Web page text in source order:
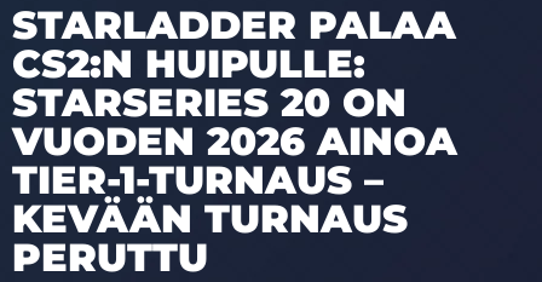
STARLADDER PALAA
CS2:N HUIPULLE:
STARSERIES 20 ON
VUODEN 2026 AINOA
TIER-1-TURNAUS –
KEVÄÄN TURNAUS
PERUTTU